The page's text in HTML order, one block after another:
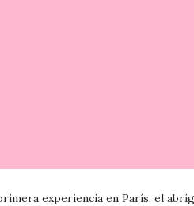
experiencia en París, el